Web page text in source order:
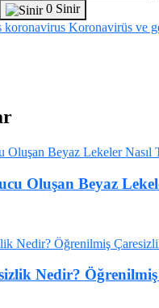
0 Sinir
koronavirus Koronavirüs ve
Oluşan Beyaz
Nedir?